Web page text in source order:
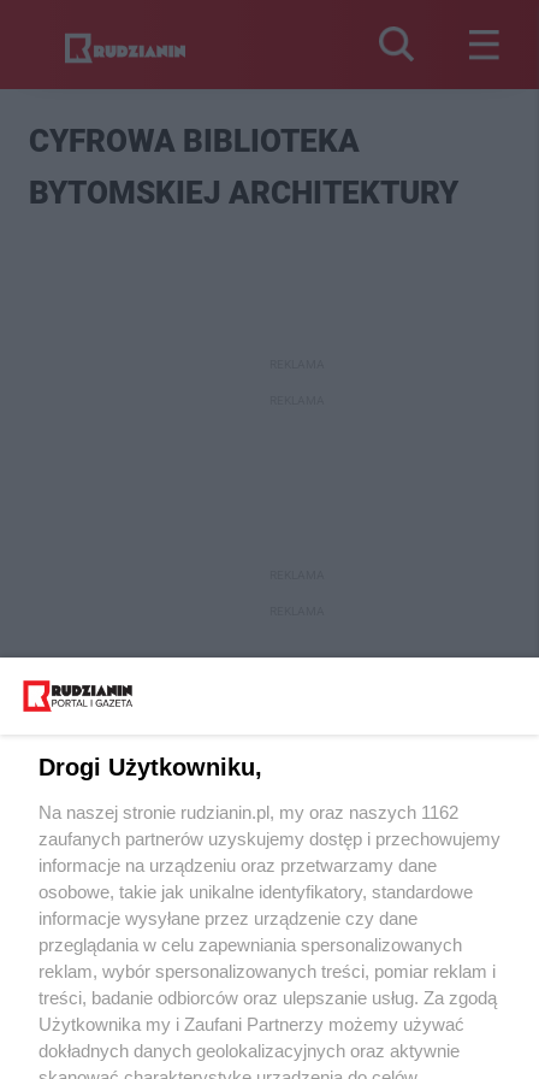
CYFROWA BIBLIOTEKA
BYTOMSKIEJ ARCHITEKTURY
Wydawca mediówlokalnych
Drogi Użytkowniku,
Na naszej stronie rudzianin.pl, my oraz naszych 1162
zaufanych partnerów uzyskujemy dostęp i przechowujemy
informacje na urządzeniu oraz przetwarzamy dane
osobowe, takie jak unikalne identyfikatory, standardowe
informacje wysyłane przez urządzenie czy dane
przeglądania w celu zapewniania spersonalizowanych
reklam, wybór spersonalizowanych treści, pomiar reklam i
treści, badanie odbiorców oraz ulepszanie usług. Za zgodą
Użytkownika my i Zaufani Partnerzy możemy używać
dokładnych danych geolokalizacyjnych oraz aktywnie